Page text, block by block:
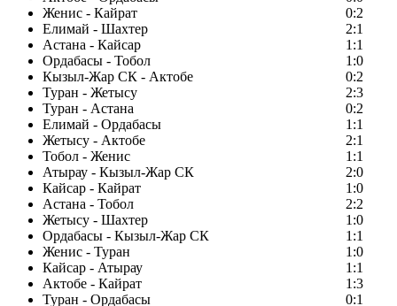
Женис - Кайрат
0:2
Елимай - Шахтер
2:1
Астана - Кайсар
1:1
Ордабасы - Тобол
1:0
Кызыл-Жар СК - Актобе
0:2
Туран - Жетысу
2:3
Туран - Астана
0:2
Елимай - Ордабасы
1:1
Жетысу - Актобе
2:1
Тобол - Женис
1:1
Атырау - Кызыл-Жар СК
2:0
Кайсар - Кайрат
1:0
Астана - Тобол
2:2
Жетысу - Шахтер
1:0
Ордабасы - Кызыл-Жар СК
1:1
Женис - Туран
1:0
Кайсар - Атырау
1:1
Актобе - Кайрат
1:3
Туран - Ордабасы
0:1